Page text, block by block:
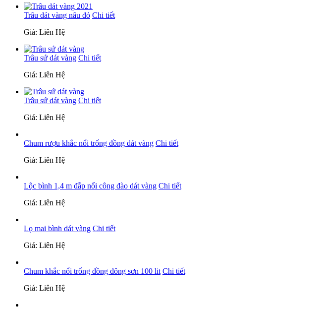
Trâu dát vàng nâu đỏ Chi tiết
Giá: Liên Hệ
Trâu sứ dát vàng Chi tiết
Giá: Liên Hệ
Trâu sứ dát vàng Chi tiết
Giá: Liên Hệ
Chum rượu khắc nổi trống đồng dát vàng Chi tiết
Giá: Liên Hệ
Lộc bình 1,4 m đắp nổi công đào dát vàng Chi tiết
Giá: Liên Hệ
Lọ mai bình dát vàng Chi tiết
Giá: Liên Hệ
Chum khắc nổi trống đồng đông sơn 100 lit Chi tiết
Giá: Liên Hệ